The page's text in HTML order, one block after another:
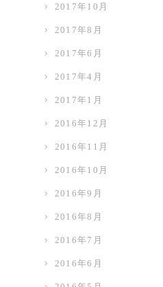
2017年10月
2017年8月
2017年6月
2017年4月
2017年1月
2016年12月
2016年11月
2016年10月
2016年9月
2016年8月
2016年7月
2016年6月